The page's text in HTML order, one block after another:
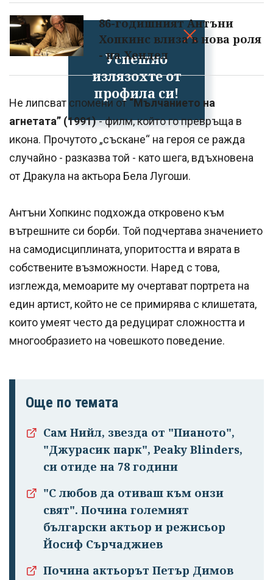
Успешно
излязохте от
профила си!
86-годишният Антъни
Хопкинс влиза в нова роля
- на Хендел
Не липсват спомени от“Мълчанието на
агнетата” (1991)- филм, който го превръща в
икона. Прочутото „съскане“ на героя се ражда
случайно - разказва той - като шега, вдъхновена
от Дракула на актьора Бела Лугоши.
Антъни Хопкинс подхожда откровено към
вътрешните си борби. Той подчертава значението
на самодисциплината, упоритостта и вярата в
собствените възможности. Наред с това,
изглежда, мемоарите му очертават портрета на
един артист, който не се примирява с клишетата,
които умеят често да редуцират сложността и
многообразието на човешкото поведение.
Още по темата
Сам Нийл, звезда от "Пианото",
"Джурасик парк", Peaky Blinders,
си отиде на 78 години
"С любов да отиваш към онзи
свят". Почина големият
български актьор и режисьор
Йосиф Сърчаджиев
Почина актьорът Петър Димов